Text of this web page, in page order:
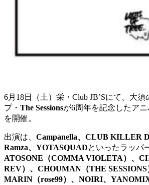
6月18日（土）栄・Club JB’Sにて、大
プ・ The Sessionsが6周年を記念したア
を開催。
出演は、 Campanella、CLUB KILLER
Ramza、YOTASQUADといったラッパ
ATOSONE（COMMA VIOLETA）、
REV）、CHOUMAN（THE SESSIONS
MARIN（rose99）、NOIRI、